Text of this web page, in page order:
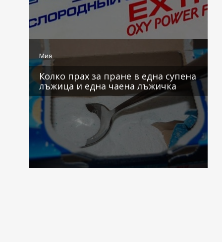
Мия
Колко прах за пране в една супена
лъжица и една чаена лъжичка